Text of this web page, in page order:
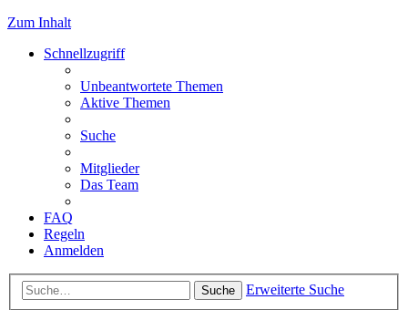
Zum Inhalt
Schnellzugriff
Unbeantwortete Themen
Aktive Themen
Suche
Mitglieder
Das Team
FAQ
Regeln
Anmelden
Suche Erweiterte Suche